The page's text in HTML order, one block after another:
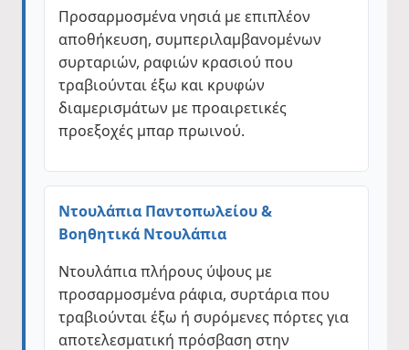
Προσαρμοσμένα νησιά με επιπλέον
αποθήκευση, συμπεριλαμβανομένων
συρταριών, ραφιών κρασιού που
τραβιούνται έξω και κρυφών
διαμερισμάτων με προαιρετικές
προεξοχές μπαρ πρωινού.
Ντουλάπια Παντοπωλείου &
Βοηθητικά Ντουλάπια
Ντουλάπια πλήρους ύψους με
προσαρμοσμένα ράφια, συρτάρια που
τραβιούνται έξω ή συρόμενες πόρτες για
αποτελεσματική πρόσβαση στην